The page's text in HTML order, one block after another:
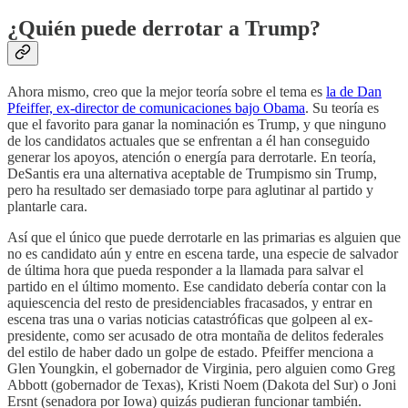
¿Quién puede derrotar a Trump?
Ahora mismo, creo que la mejor teoría sobre el tema es la de Dan
Pfeiffer, ex-director de comunicaciones bajo Obama. Su teoría es
que el favorito para ganar la nominación es Trump, y que ninguno
de los candidatos actuales que se enfrentan a él han conseguido
generar los apoyos, atención o energía para derrotarle. En teoría,
DeSantis era una alternativa aceptable de Trumpismo sin Trump,
pero ha resultado ser demasiado torpe para aglutinar al partido y
plantarle cara.
Así que el único que puede derrotarle en las primarias es alguien que
no es candidato aún y entre en escena tarde, una especie de salvador
de última hora que pueda responder a la llamada para salvar el
partido en el último momento. Ese candidato debería contar con la
aquiescencia del resto de presidenciables fracasados, y entrar en
escena tras una o varias noticias catastróficas que golpeen al ex-
presidente, como ser acusado de otra montaña de delitos federales
del estilo de haber dado un golpe de estado. Pfeiffer menciona a
Glen Youngkin, el gobernador de Virginia, pero alguien como Greg
Abbott (gobernador de Texas), Kristi Noem (Dakota del Sur) o Joni
Ersnt (senadora por Iowa) quizás pudieran funcionar también.